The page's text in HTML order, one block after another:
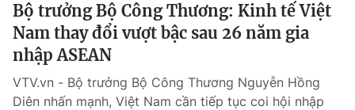
Tư vấn
Chuyên mục khác
Emagazine
Bộ trưởng Bộ Công Thương: Kinh tế Việt
Nam thay đổi vượt bậc sau 26 năm gia
nhập ASEAN
VTV.vn - Bộ trưởng Bộ Công Thương Nguyễn Hồng
Diên nhấn mạnh, Việt Nam cần tiếp tục coi hội nhập